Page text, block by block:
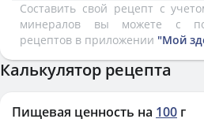
Составить свой рецепт с
минералов вы можете с
рецептов в приложении "Мой
Калькулятор рецепта
Пищевая ценность на 100 г